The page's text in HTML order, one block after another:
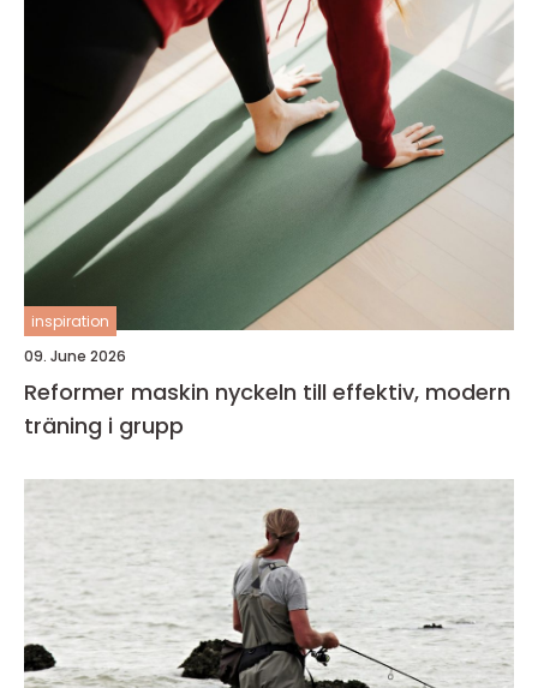
inspiration
09. June 2026
Reformer maskin nyckeln till effektiv, modern
träning i grupp